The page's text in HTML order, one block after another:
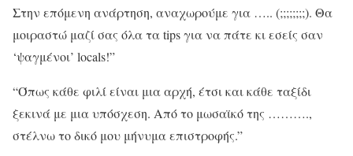
Στην επόμενη ανάρτηση, αναχωρούμε για ….. (;;;;;;;;). Θα
μοιραστώ μαζί σας όλα τα tips για να πάτε κι εσείς σαν
‘ψαγμένοι’ locals!”
“Όπως κάθε φιλί είναι μια αρχή, έτσι και κάθε ταξίδι
ξεκινά με μια υπόσχεση. Από το μωσαϊκό της ……….,
στέλνω το δικό μου μήνυμα επιστροφής.”